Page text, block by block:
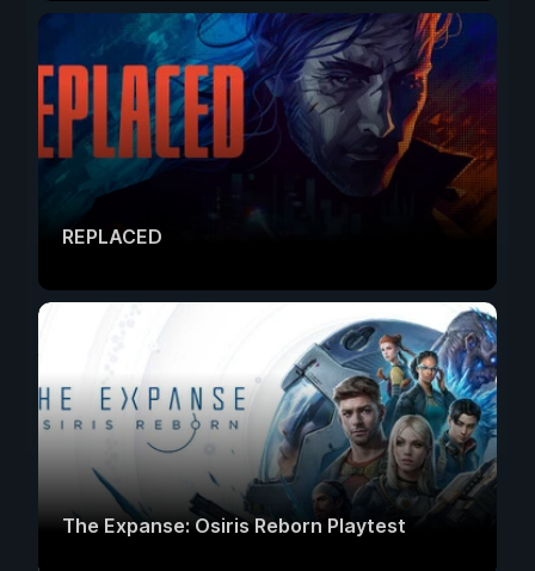
REPLACED
The Expanse: Osiris Reborn Playtest